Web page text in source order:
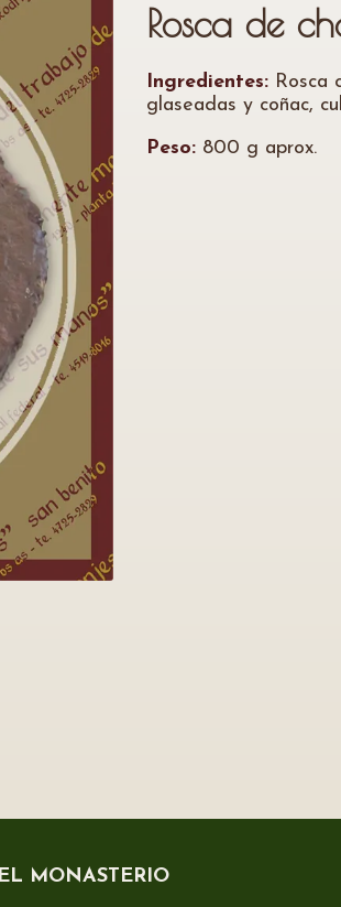
Rosca de
Ingredientes: Rosca
glaseadas y coñac,
Peso: 800 g aprox.
MONASTERIO